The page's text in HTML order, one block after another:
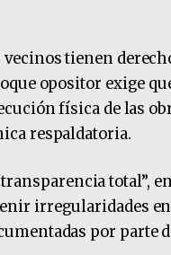
tienen
opositor exige
física de las
respaldatoria.
total”,
irregularidades
por parte